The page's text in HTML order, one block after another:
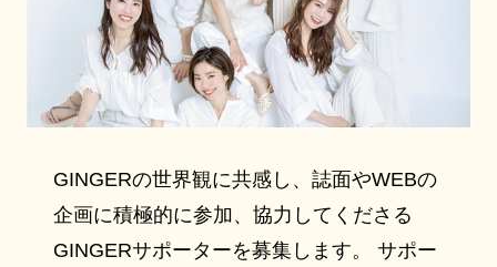
GINGERの世界観に共感し、誌面やWEBの
企画に積極的に参加、協力してくださる
GINGERサポーターを募集します。 サポー